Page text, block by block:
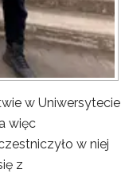
w Uniwersytecie
więc
w niej
z